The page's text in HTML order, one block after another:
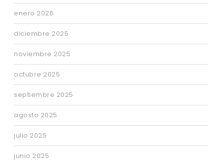
enero 2026
diciembre 2025
noviembre 2025
octubre 2025
septiembre 2025
agosto 2025
julio 2025
junio 2025